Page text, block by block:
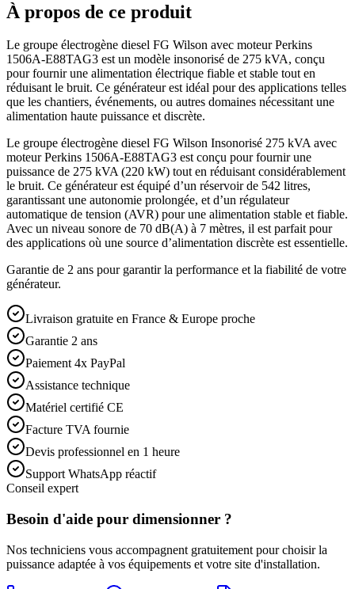
À propos de ce produit
Le groupe électrogène diesel FG Wilson avec moteur Perkins
1506A-E88TAG3 est un modèle insonorisé de 275 kVA, conçu
pour fournir une alimentation électrique fiable et stable tout en
réduisant le bruit. Ce générateur est idéal pour des applications telles
que les chantiers, événements, ou autres domaines nécessitant une
alimentation haute puissance et discrète.
Le groupe électrogène diesel FG Wilson Insonorisé 275 kVA avec
moteur Perkins 1506A-E88TAG3 est conçu pour fournir une
puissance de 275 kVA (220 kW) tout en réduisant considérablement
le bruit. Ce générateur est équipé d’un réservoir de 542 litres,
garantissant une autonomie prolongée, et d’un régulateur
automatique de tension (AVR) pour une alimentation stable et fiable.
Avec un niveau sonore de 70 dB(A) à 7 mètres, il est parfait pour
des applications où une source d’alimentation discrète est essentielle.
Garantie de 2 ans pour garantir la performance et la fiabilité de votre
générateur.
Livraison gratuite en France & Europe proche
Garantie 2 ans
Paiement 4x PayPal
Assistance technique
Matériel certifié CE
Facture TVA fournie
Devis professionnel en 1 heure
Support WhatsApp réactif
Conseil expert
Besoin d'aide pour dimensionner ?
Nos techniciens vous accompagnent gratuitement pour choisir la
puissance adaptée à vos équipements et votre site d'installation.